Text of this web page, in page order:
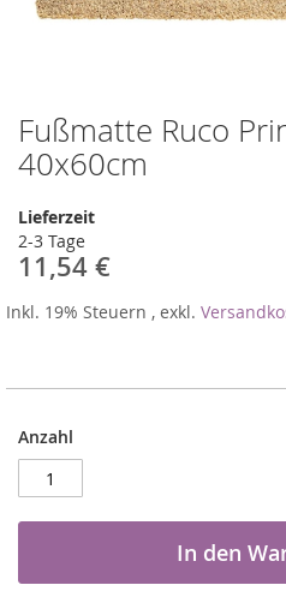
Fußmatte Ruco
40x60cm
Lieferzeit
2-3 Tage
11,54 €
Inkl. 19% Steuern , exkl.
Anzahl
In den
Zum
Anfang
der
springen